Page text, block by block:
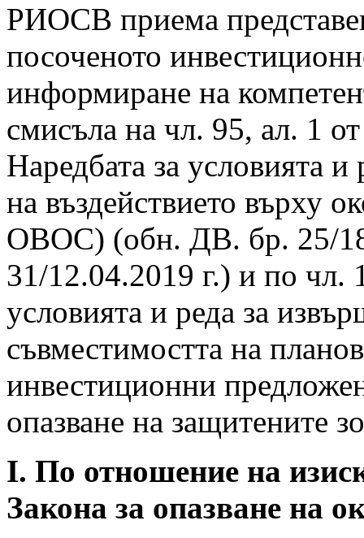
РИОСВ приема
посоченото
информиране на
смисъла на чл. 95, ал. 1
Наредбата за условията
на въздействието върху
ОВОС) (обн. ДВ. бр. 25/
31/12.04.2019 г.) и по чл.
условията и реда за
съвместимостта на
инвестиционни
опазване на защитените
I. По отношение на
Закона за опазване на